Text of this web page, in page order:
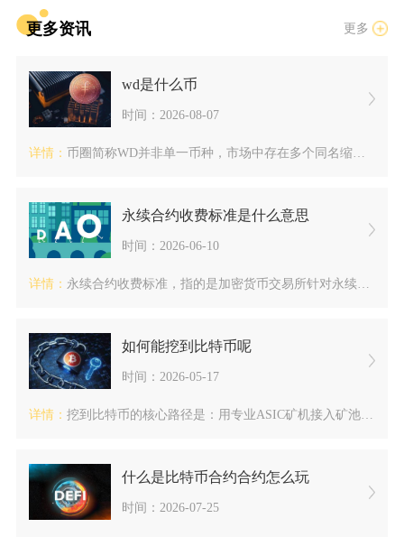
更多资讯 更多
wd是什么币
时间：2026-08-07
详情： 币圈简称WD并非单一币种，市场中存在多个同名缩写代币，主流被...
永续合约收费标准是什么意思
时间：2026-06-10
详情： 永续合约收费标准，指的是加密货币交易所针对永续合约交易设定的...
如何能挖到比特币呢
时间：2026-05-17
详情： 挖到比特币的核心路径是：用专业ASIC矿机接入矿池，配合低成...
什么是比特币合约合约怎么玩
时间：2026-07-25